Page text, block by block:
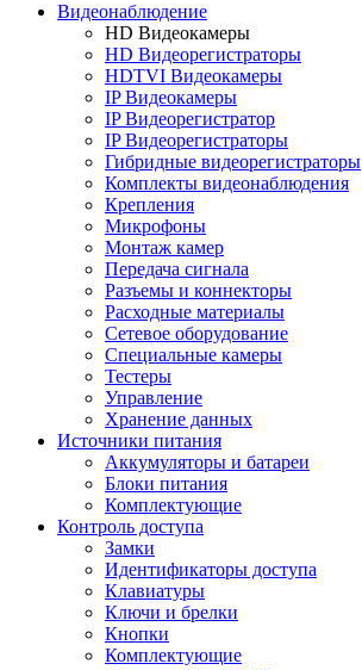
Видеонаблюдение
HD Видеокамеры
HD Видеорегистраторы
HDTVI Видеокамеры
IP Видеокамеры
IP Видеорегистратор
IP Видеорегистраторы
Гибридные видеорегистраторы
Комплекты видеонаблюдения
Крепления
Микрофоны
Монтаж камер
Передача сигнала
Разъемы и коннекторы
Расходные материалы
Сетевое оборудование
Специальные камеры
Тестеры
Управление
Хранение данных
Источники питания
Аккумуляторы и батареи
Блоки питания
Комплектующие
Контроль доступа
Замки
Идентификаторы доступа
Клавиатуры
Ключи и брелки
Кнопки
Комплектующие